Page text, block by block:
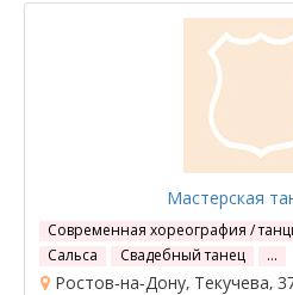
Мастерская
Современная хореография /
Сальса
Свадебный танец …
Ростов-на-Дону, Текучева,